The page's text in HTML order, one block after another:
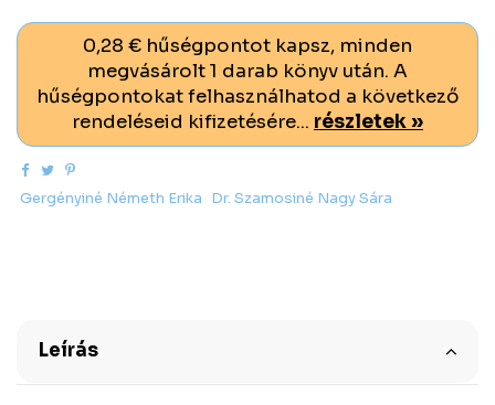
0,28 € hűségpontot kapsz, minden
megvásárolt 1 darab könyv után. A
hűségpontokat felhasználhatod a következő
rendeléseid kifizetésére... részletek »
Gergényiné Németh Erika Dr. Szamosiné Nagy Sára
Leírás